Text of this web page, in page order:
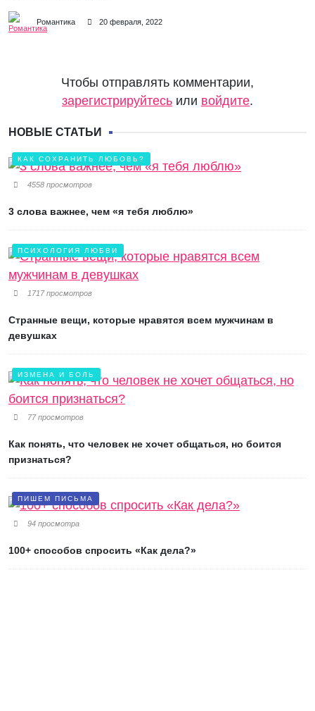
Романтика 20 февраля, 2022
Чтобы отправлять комментарии,
зарегистрируйтесь или войдите.
НОВЫЕ СТАТЬИ
КАК СОХРАНИТЬ ЛЮБОВЬ?
4558 просмотров
3 слова важнее, чем «я тебя люблю»
ПСИХОЛОГИЯ ЛЮБВИ
1717 просмотров
Странные вещи, которые нравятся всем мужчинам в
девушках
ИЗМЕНА И БОЛЬ
77 просмотров
Как понять, что человек не хочет общаться, но боится
признаться?
ПИШЕМ ПИСЬМА
94 просмотра
100+ способов спросить «Как дела?»